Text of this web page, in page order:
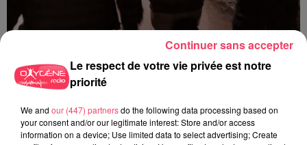
29 juillet 2026
SEGRÉ. ATTAQUE À L'ARME BLANCHE : L'AGRESSEUR INTERPELLÉ,
Le respect de votre vie privée est notre
priorité
We and our (447) partnersdo the following data processing based on
your consent and/or our legitimate interest: Store and/or access
information on a device; Use limited data to select advertising; Create
Continuer sans accepter